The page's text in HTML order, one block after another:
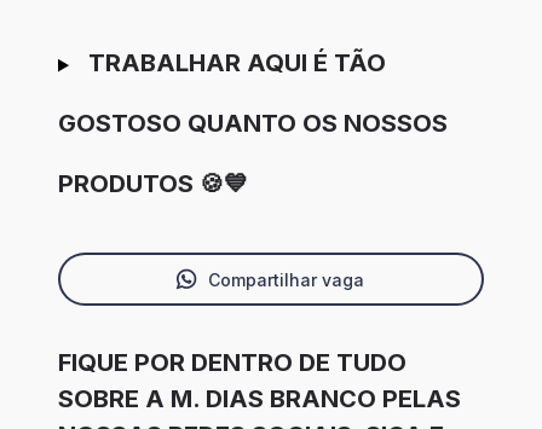
TRABALHAR AQUI É TÃO
GOSTOSO QUANTO OS NOSSOS
PRODUTOS 🍪💙
Compartilhar vaga
FIQUE POR DENTRO DE TUDO
SOBRE A M. DIAS BRANCO PELAS